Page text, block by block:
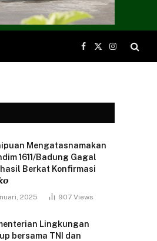
Facebook
X
(Twitter)
Instagram
Mengatasnamakan
1611/Badung Gagal
Berkat Konfirmasi
2025 907 Views
Lingkungan
bersama TNI dan